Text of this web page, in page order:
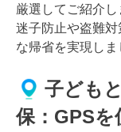
厳選してご紹介し
迷子防止や盗難
な帰省を実現しま
子ども
保：GPS